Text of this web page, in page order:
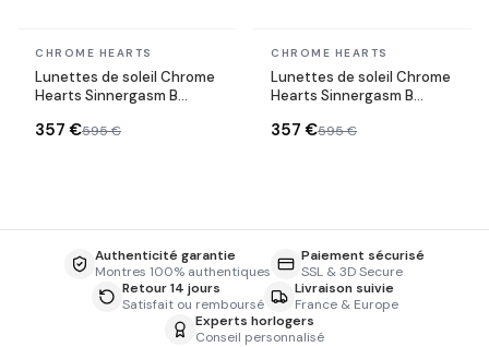
En stock
CHROME HEARTS
Lunettes de soleil Chrome
Hearts Sinnergasm B
357 €595 €
En stock
CHROME HEARTS
Lunettes de soleil Chrome
Hearts Sinnergasm B
357 €595 €
Authenticité garantie
Montres 100% authentiques
Paiement sécurisé
SSL & 3D Secure
Retour 14 jours
Satisfait ou remboursé
Livraison suivie
France & Europe
Experts horlogers
Conseil personnalisé